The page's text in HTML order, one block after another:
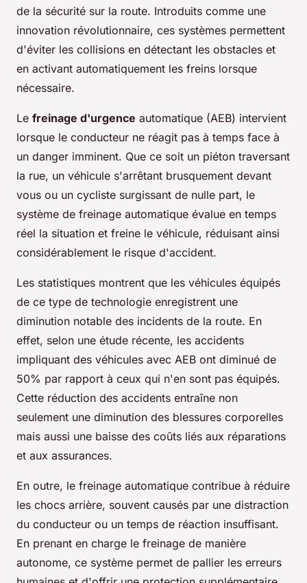
de la sécurité sur la route. Introduits comme une
innovation révolutionnaire, ces systèmes permettent
d'éviter les collisions en détectant les obstacles et
en activant automatiquement les freins lorsque
nécessaire.
Le freinage d'urgence automatique (AEB) intervient
lorsque le conducteur ne réagit pas à temps face à
un danger imminent. Que ce soit un piéton traversant
la rue, un véhicule s'arrêtant brusquement devant
vous ou un cycliste surgissant de nulle part, le
système de freinage automatique évalue en temps
réel la situation et freine le véhicule, réduisant ainsi
considérablement le risque d'accident.
Les statistiques montrent que les véhicules équipés
de ce type de technologie enregistrent une
diminution notable des incidents de la route. En
effet, selon une étude récente, les accidents
impliquant des véhicules avec AEB ont diminué de
50% par rapport à ceux qui n'en sont pas équipés.
Cette réduction des accidents entraîne non
seulement une diminution des blessures corporelles
mais aussi une baisse des coûts liés aux réparations
et aux assurances.
En outre, le freinage automatique contribue à réduire
les chocs arrière, souvent causés par une distraction
du conducteur ou un temps de réaction insuffisant.
En prenant en charge le freinage de manière
autonome, ce système permet de pallier les erreurs